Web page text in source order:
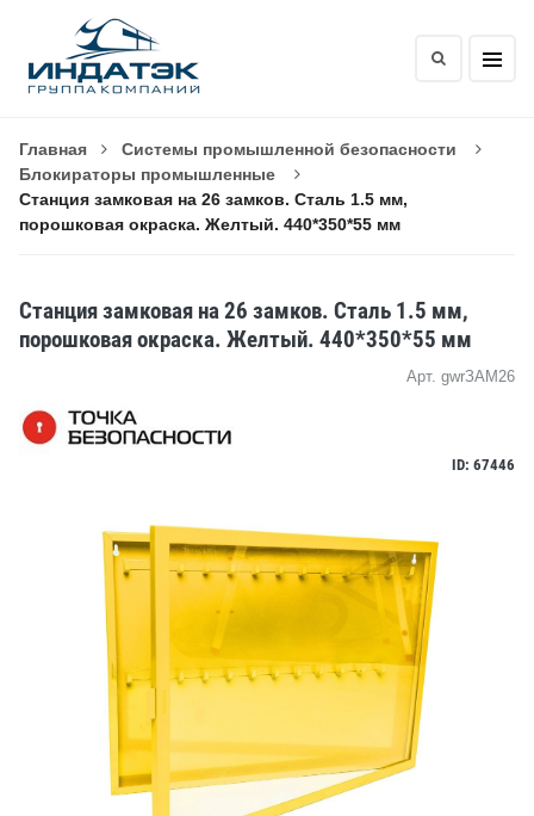
Главная
Системы промышленной безопасности
Блокираторы промышленные
Станция замковая на 26 замков. Cталь 1.5 мм,
порошковая окраска. Желтый. 440*350*55 мм
Станция замковая на 26 замков. Cталь 1.5 мм,
порошковая окраска. Желтый. 440*350*55 мм
Арт. gwrЗАМ26
ID: 67446